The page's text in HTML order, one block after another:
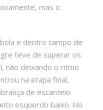
mas o
e dentro campo de
teve de superar os
não deixando o ritmo
na etapa final,
de escanteio
esquerdo baixo. No